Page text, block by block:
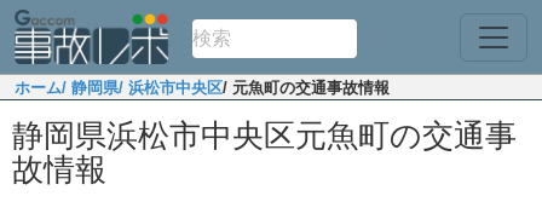
ホーム/ 静岡県/ 浜松市中央区/ 元魚町の交通事故情報
静岡県浜松市中央区元魚町の交通事
故情報